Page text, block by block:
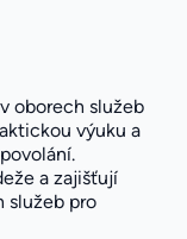
oborech služeb
výuku a
a zajišťují
služeb pro